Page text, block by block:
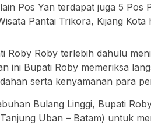
Pos Yan terdapat juga 5 Pos
Pantai Trikora, Kijang Kota
Roby Roby terlebih dahulu
ini Bupati Roby memeriksa
serta kenyamanan para
Bulang Linggi, Bupati
Uban – Batam) untuk